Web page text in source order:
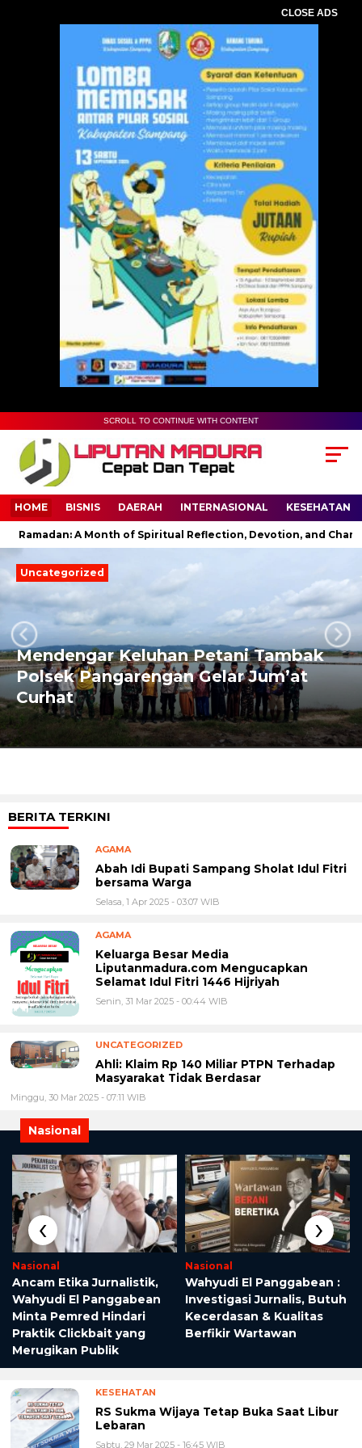
CLOSE ADS
SCROLL TO CONTINUE WITH CONTENT
HOME BISNIS DAERAH INTERNASIONAL KESEHATAN
A Month of Spiritual Reflection, Devotion, and Charity
Uncategorized
Mendengar Keluhan Petani Tambak
Polsek Pangarengan Gelar Jum’at
Curhat
Previous Next
BERITA TERKINI
AGAMA
Abah Idi Bupati Sampang Sholat Idul Fitri
bersama Warga
Selasa, 1 Apr 2025 - 03:07 WIB
AGAMA
Keluarga Besar Media
Liputanmadura.com Mengucapkan
Selamat Idul Fitri 1446 Hijriyah
Senin, 31 Mar 2025 - 00:44 WIB
UNCATEGORIZED
Ahli: Klaim Rp 140 Miliar PTPN Terhadap
Masyarakat Tidak Berdasar
Minggu, 30 Mar 2025 - 07:11 WIB
Nasional
Nasional
Ancam Etika Jurnalistik,
Wahyudi El Panggabean
Minta Pemred Hindari
Praktik Clickbait yang
Merugikan Publik
Nasional
Wahyudi El Panggabean :
Investigasi Jurnalis, Butuh
Kecerdasan & Kualitas
Berfikir Wartawan
‹ ›
KESEHATAN
RS Sukma Wijaya Tetap Buka Saat Libur
Lebaran
Sabtu, 29 Mar 2025 - 16:45 WIB